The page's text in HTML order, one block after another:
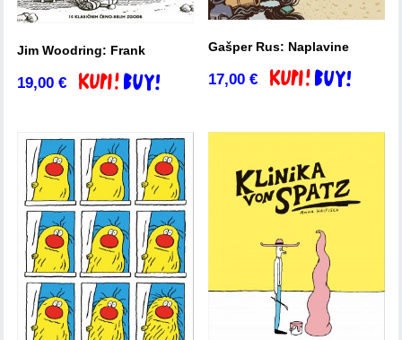
Jim Woodring: Frank
19,00€ Dodaj v košarico
Gašper Rus: Naplavine
17,00€ Dodaj v košarico